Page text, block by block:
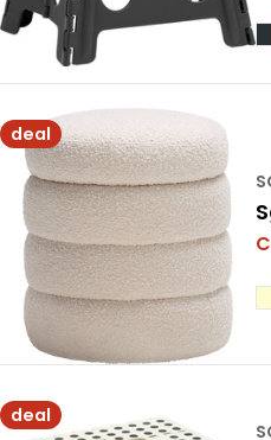
deal
deal